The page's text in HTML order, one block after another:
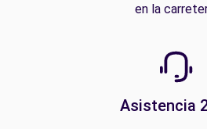
en la
Asistencia